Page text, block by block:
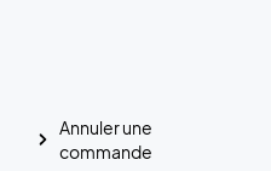
Annuler une
commande